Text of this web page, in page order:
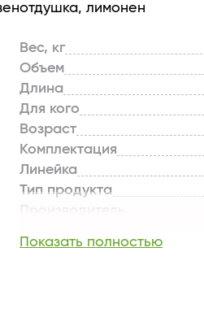
отдушка, лимонен
Вес, кг
Объем
Длина
Для кого
Возраст
Комплектация
Линейка
Тип продукта
Производитель
Показать полностью